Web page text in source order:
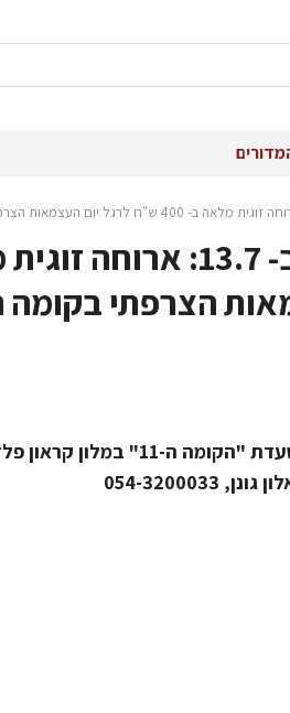
רק לקוראי אכול ושאטו ב- 13.7:
הארוחה תתקיים בליווי טעימות יין במסעדת
3200033